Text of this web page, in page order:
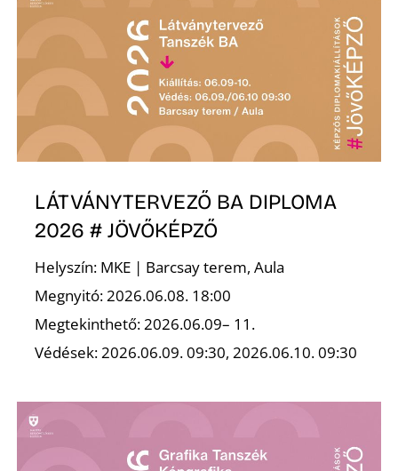
LÁTVÁNYTERVEZŐ BA DIPLOMA
2026 # JÖVŐKÉPZŐ
Helyszín: MKE | Barcsay terem, Aula
Megnyitó: 2026.06.08. 18:00
Megtekinthető: 2026.06.09– 11.
Védések: 2026.06.09. 09:30, 2026.06.10. 09:30